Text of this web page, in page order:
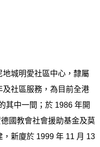
城明愛社區中心，隸屬
社區服務，為目前全港
其中一間；於 1986 年開
國教會社會援助基金及莫
新廈於 1999 年 11 月 13